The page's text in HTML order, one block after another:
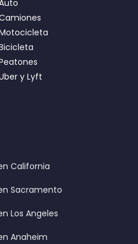
y Lyft
California
Sacramento
Los Angeles
Anaheim